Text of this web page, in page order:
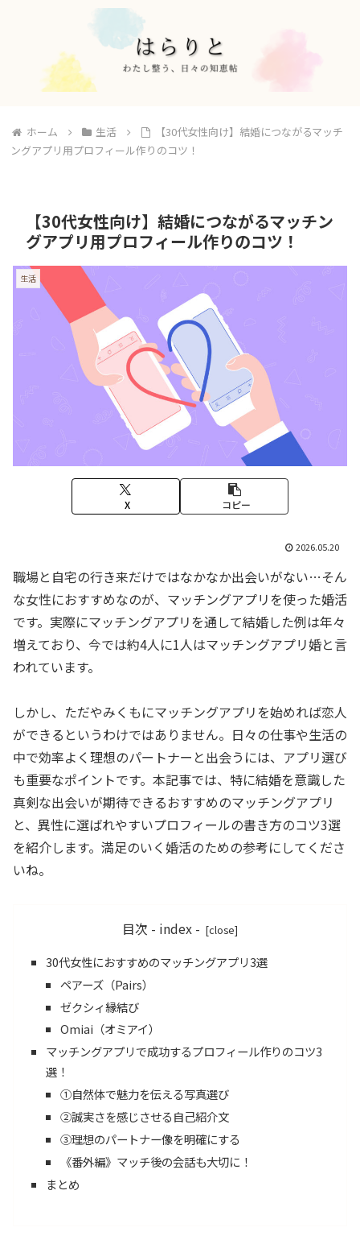
ホーム 生活
【30代女性向け】結婚につながるマッチ
ングアプリ用プロフィール作りのコツ！
【30代女性向け】結婚につながるマッチン
グアプリ用プロフィール作りのコツ！
生活
X コピー
2026.05.20
職場と自宅の行き来だけではなかなか出会いがない…そん
な女性におすすめなのが、マッチングアプリを使った婚活
です。実際にマッチングアプリを通して結婚した例は年々
増えており、今では約4人に1人はマッチングアプリ婚と言
われています。
しかし、ただやみくもにマッチングアプリを始めれば恋人
ができるというわけではありません。日々の仕事や生活の
中で効率よく理想のパートナーと出会うには、アプリ選び
も重要なポイントです。本記事では、特に結婚を意識した
真剣な出会いが期待できるおすすめのマッチングアプリ
と、異性に選ばれやすいプロフィールの書き方のコツ3選
を紹介します。満足のいく婚活のための参考にしてくださ
いね。
目次 - index -
30代女性におすすめのマッチングアプリ3選
ペアーズ（Pairs）
ゼクシィ縁結び
Omiai（オミアイ）
マッチングアプリで成功するプロフィール作りのコツ3
選！
①自然体で魅力を伝える写真選び
②誠実さを感じさせる自己紹介文
③理想のパートナー像を明確にする
《番外編》マッチ後の会話も大切に！
まとめ